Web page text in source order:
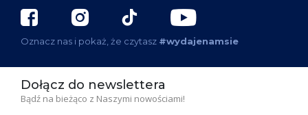
Oznacz nas i pokaż, że czytasz #wydajenamsie
Dołącz do newslettera
Bądź na bieżąco z Naszymi nowościami!